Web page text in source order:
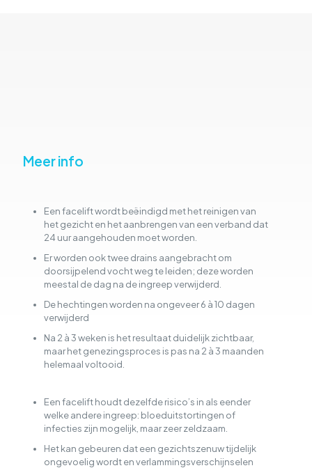
Meer info
Een facelift wordt beëindigd met het reinigen van
het gezicht en het aanbrengen van een verband dat
24 uur aangehouden moet worden.
Er worden ook twee drains aangebracht om
doorsijpelend vocht weg te leiden; deze worden
meestal de dag na de ingreep verwijderd.
De hechtingen worden na ongeveer 6 à 10 dagen
verwijderd
Na 2 à 3 weken is het resultaat duidelijk zichtbaar,
maar het genezingsproces is pas na 2 à 3 maanden
helemaal voltooid.
Een facelift houdt dezelfde risico’s in als eender
welke andere ingreep: bloeduitstortingen of
infecties zijn mogelijk, maar zeer zeldzaam.
Het kan gebeuren dat een gezichtszenuw tijdelijk
ongevoelig wordt en verlammingsverschijnselen